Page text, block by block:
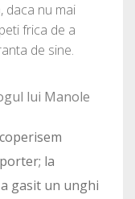
daca nu mai
frica de a
de sine.
lui Manole
la
gasit un unghi